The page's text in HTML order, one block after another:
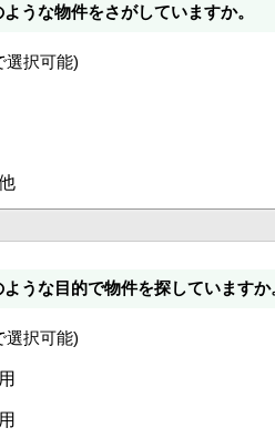
ような物件をさがしていますか。
選択可能)
ような目的で物件を探していますか
選択可能)